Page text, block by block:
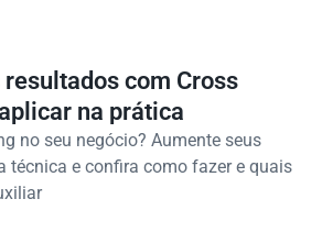
com Cross
na prática
no seu negócio? Aumente seus
técnica e confira como fazer e quais